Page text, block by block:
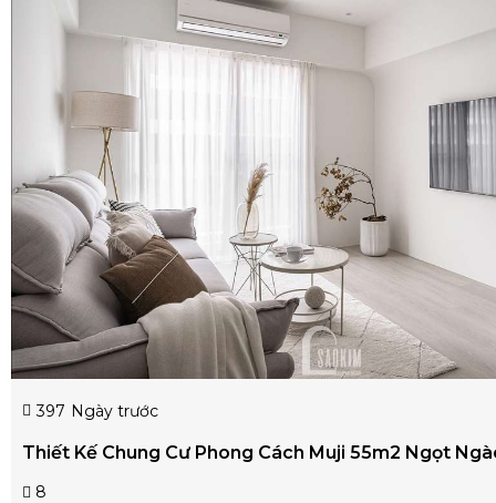
397 Ngày trước
Thiết Kế Chung Cư Phong Cách Muji 55m2 Ngọt
8